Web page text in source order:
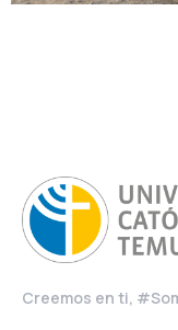
Creemos en ti,